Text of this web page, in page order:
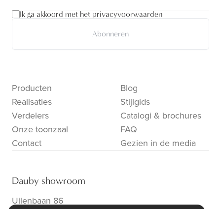
Ik ga akkoord met het privacyvoorwaarden
Abonneren
Producten
Realisaties
Verdelers
Onze toonzaal
Contact
Blog
Stijlgids
Catalogi & brochures
FAQ
Gezien in de media
Dauby showroom
Uilenbaan 86